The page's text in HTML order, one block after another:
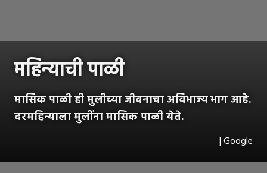
महिन्याची पाळी
मासिक पाळी ही मुलीच्या जीवनाचा अविभाज्य भाग आहे.
दरमहिन्याला मुलींना मासिक पाळी येते.
| Google